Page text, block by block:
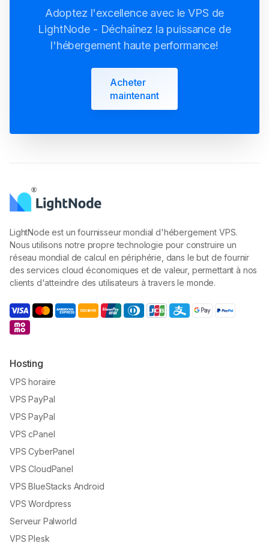
Adoptez l'excellence avec le VPS de
LightNode - Déchaînez la puissance de
l'hébergement haute performance!
Acheter
maintenant
LightNode est un fournisseur mondial d'hébergement VPS.
Nous utilisons notre propre technologie pour construire un
réseau mondial de calcul en périphérie, dans le but de fournir
des services cloud économiques et de valeur, permettant à nos
clients d'atteindre des utilisateurs à travers le monde.
Hosting
VPS horaire
VPS PayPal
VPS PayPal
VPS cPanel
VPS CyberPanel
VPS CloudPanel
VPS BlueStacks Android
VPS Wordpress
Serveur Palworld
VPS Plesk